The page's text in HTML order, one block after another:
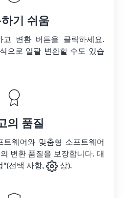
기 쉬움
고 변환 버튼을 클릭하세요.
으로 일괄 변환할 수도 있습
의 품질
웨어와 맞춤형 소프트웨어
변환 품질을 보장합니다. 대
"(선택 사항,
상).